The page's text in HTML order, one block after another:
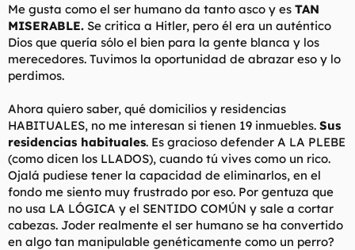
d
e
l
t
e
i
c
i
o
Me gusta como el ser humano da tanto asco y es TAN
MISERABLE. Se critica a Hitler, pero él era un auténtico
Dios que quería sólo el bien para la gente blanca y los
merecedores. Tuvimos la oportunidad de abrazar eso y lo
perdimos.
Ahora quiero saber, qué domicilios y residencias
HABITUALES, no me interesan si tienen 19 inmuebles. Sus
residencias habituales. Es gracioso defender A LA PLEBE
(como dicen los LLADOS), cuando tú vives como un rico.
Ojalá pudiese tener la capacidad de eliminarlos, en el
fondo me siento muy frustrado por eso. Por gentuza que
no usa LA LÓGICA y el SENTIDO COMÚN y sale a cortar
cabezas. Joder realmente el ser humano se ha convertido
en algo tan manipulable genéticamente como un perro?